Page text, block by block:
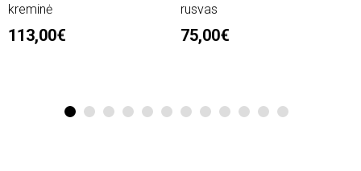
kreminė
113,00€
rusvas
75,00€
10 11 12